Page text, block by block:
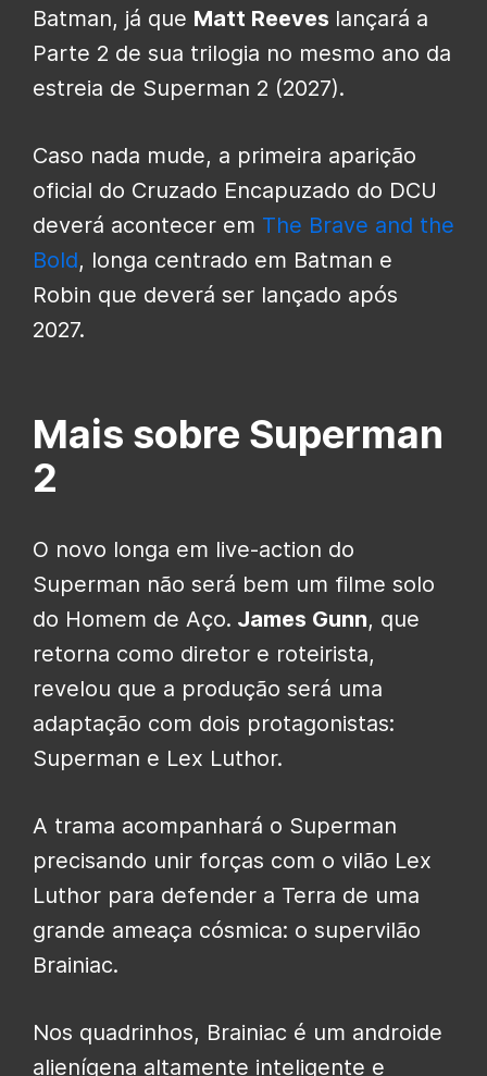
Batman, já que Matt Reeves lançará a
Parte 2 de sua trilogia no mesmo ano da
estreia de Superman 2 (2027).
Caso nada mude, a primeira aparição
oficial do Cruzado Encapuzado do DCU
deverá acontecer em The Brave and the
Bold, longa centrado em Batman e
Robin que deverá ser lançado após
2027.
Mais sobre Superman
2
O novo longa em live-action do
Superman não será bem um filme solo
do Homem de Aço. James Gunn, que
retorna como diretor e roteirista,
revelou que a produção será uma
adaptação com dois protagonistas:
Superman e Lex Luthor.
A trama acompanhará o Superman
precisando unir forças com o vilão Lex
Luthor para defender a Terra de uma
grande ameaça cósmica: o supervilão
Brainiac.
Nos quadrinhos, Brainiac é um androide
alienígena altamente inteligente e